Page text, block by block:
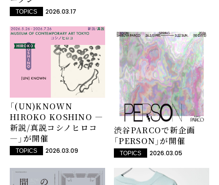
TOPICS 2026.03.17
「(UN)KNOWN
HIROKO KOSHINO ―
新説/真説コシノヒロコ
―」が開催
TOPICS 2026.03.09
渋谷PARCOで新企画
「PERSON」が開催
TOPICS 2026.03.05